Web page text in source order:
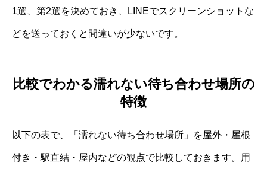
1選、第2選を決めておき、LINEでスクリーンショットな
どを送っておくと間違いが少ないです。
比較でわかる濡れない待ち合わせ場所の
特徴
以下の表で、「濡れない待ち合わせ場所」を屋外・屋根
付き・駅直結・屋内などの観点で比較しておきます。用